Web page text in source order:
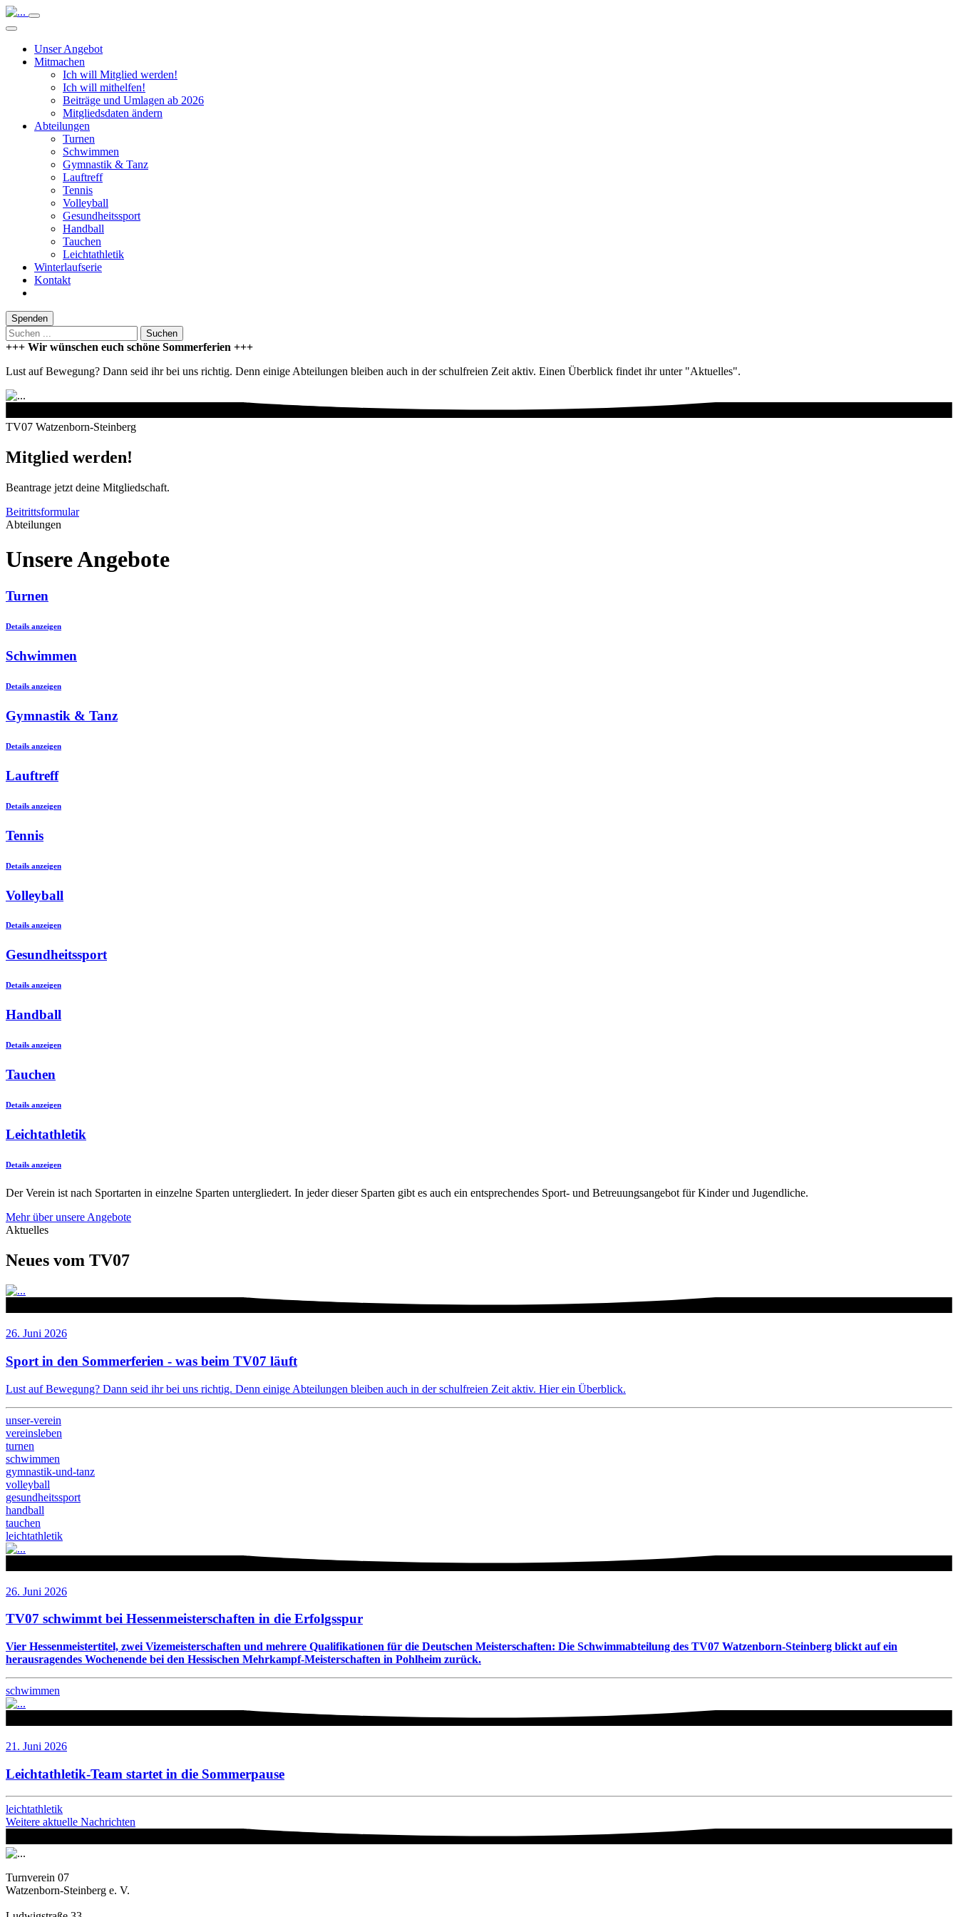
Unser Angebot
Mitmachen
Ich will Mitglied werden!
Ich will mithelfen!
Beiträge und Umlagen ab 2026
Mitgliedsdaten ändern
Abteilungen
Turnen
Schwimmen
Gymnastik & Tanz
Lauftreff
Tennis
Volleyball
Gesundheitssport
Handball
Tauchen
Leichtathletik
Winterlaufserie
Kontakt
Spenden
Suchen
+++ Wir wünschen euch schöne Sommerferien +++
Lust auf Bewegung? Dann seid ihr bei uns richtig. Denn einige Abteilungen bleiben auch in der schulfreien Zeit aktiv. Einen Überblick findet ihr unter "Aktuelles".
TV07 Watzenborn-Steinberg
Mitglied werden!
Beantrage jetzt deine Mitgliedschaft.
Beitrittsformular
Abteilungen
Unsere Angebote
Turnen
Details anzeigen
Schwimmen
Details anzeigen
Gymnastik & Tanz
Details anzeigen
Lauftreff
Details anzeigen
Tennis
Details anzeigen
Volleyball
Details anzeigen
Gesundheitssport
Details anzeigen
Handball
Details anzeigen
Tauchen
Details anzeigen
Leichtathletik
Details anzeigen
Der Verein ist nach Sportarten in einzelne Sparten untergliedert. In jeder dieser Sparten gibt es auch ein entsprechendes Sport- und Betreuungsangebot für Kinder und Jugendliche.
Mehr über unsere Angebote
Aktuelles
Neues vom TV07
26. Juni 2026
Sport in den Sommerferien - was beim TV07 läuft
Lust auf Bewegung? Dann seid ihr bei uns richtig. Denn einige Abteilungen bleiben auch in der schulfreien Zeit aktiv. Hier ein Überblick.
unser-verein
vereinsleben
turnen
schwimmen
gymnastik-und-tanz
volleyball
gesundheitssport
handball
tauchen
leichtathletik
26. Juni 2026
TV07 schwimmt bei Hessenmeisterschaften in die Erfolgsspur
Vier Hessenmeistertitel, zwei Vizemeisterschaften und mehrere Qualifikationen für die Deutschen Meisterschaften: Die Schwimmabteilung des TV07 Watzenborn-Steinberg blickt auf ein
herausragendes Wochenende bei den Hessischen Mehrkampf-Meisterschaften in Pohlheim zurück.
schwimmen
21. Juni 2026
Leichtathletik-Team startet in die Sommerpause
leichtathletik
Weitere aktuelle Nachrichten
Turnverein 07
Watzenborn-Steinberg e. V.